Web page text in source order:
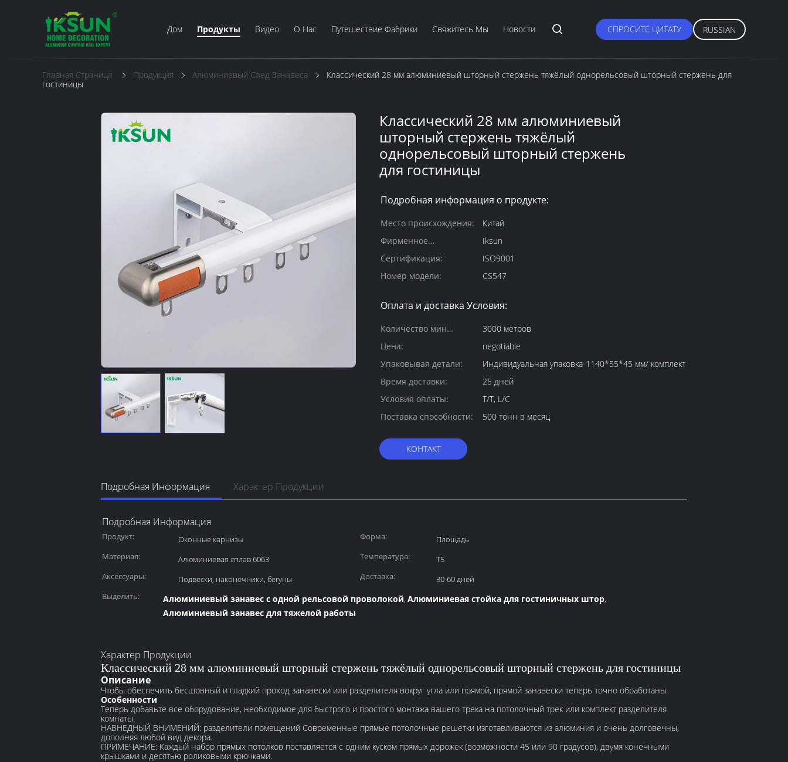
Дом Продукты Видео О Нас Путешествие Фабрики Свяжитесь Мы Новости СПРОСИТЕ ЦИТАТУ RUSSIAN
Главная Страница Продукция Алюминиевый След Занавеса
Классический 28 мм алюминиевый шторный стержень тяжёлый однорельсовый шторный стержень для
гостиницы
Классический 28 мм алюминиевый
шторный стержень тяжёлый
однорельсовый шторный стержень
для гостиницы
Подробная информация о продукте:
Место происхождения:
Китай
Фирменное
наименование:
Iksun
Сертификация:
ISO9001
Номер модели:
CS547
Оплата и доставка Условия:
Количество мин
заказа:
3000 метров
Цена:
negotiable
Упаковывая детали:
Индивидуальная упаковка-1140*55*45 мм/ комплект
Время доставки:
25 дней
Условия оплаты:
T/T, L/C
Поставка способности:
500 тонн в месяц
КОНТАКТ
Подробная Информация Характер Продукции
Подробная Информация
Продукт: Оконные карнизы Форма:
Площадь
Материал:
Алюминиевая сплав 6063 Температура:
Т5
Аксессуары:
Подвески, наконечники, бегуны Доставка:
30-60 дней
Выделить:
Алюминиевый занавес с одной рельсовой проволокой, Алюминиевая стойка для гостиничных штор,
Алюминиевый занавес для тяжелой работы
Характер Продукции
Классический 28 мм алюминиевый шторный стержень тяжёлый однорельсовый шторный стержень для гостиницы
Описание
Чтобы обеспечить бесшовный и гладкий проход занавески или разделителя вокруг угла или прямой, прямой занавески теперь точно обработаны.
Особенности
Теперь добавьте все оборудование, необходимое для быстрого и простого монтажа вашего трека на потолочный трек или комплект разделителя
комнаты.
НАВНЕДНЫЙ ВНИМЕНИЙ: разделители помещений Современные прямые потолочные решетки изготавливаются из алюминия и очень долговечны,
дополняя любой вид декора.
ПРИМЕЧАНИЕ: Каждый набор прямых потолков поставляется с одним куском прямых дорожек (возможности 45 или 90 градусов), двумя конечными
крышками и десятью роликовыми крючками.